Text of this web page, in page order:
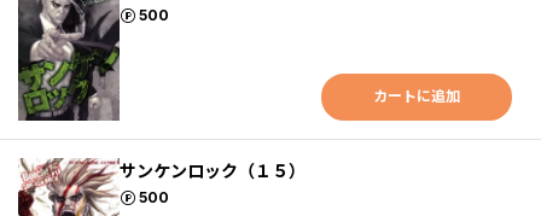
500
ポイント
カートに追加
サンケンロック（１５）
500
ポイント